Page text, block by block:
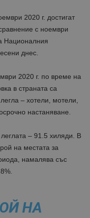
2020 г. достигат
с ноември
Националния
днес.
2020 г. по време на
в страната са
– хотели, мотели,
настаняване.
– 91.5 хиляди. В
на местата за
намалява със
НА